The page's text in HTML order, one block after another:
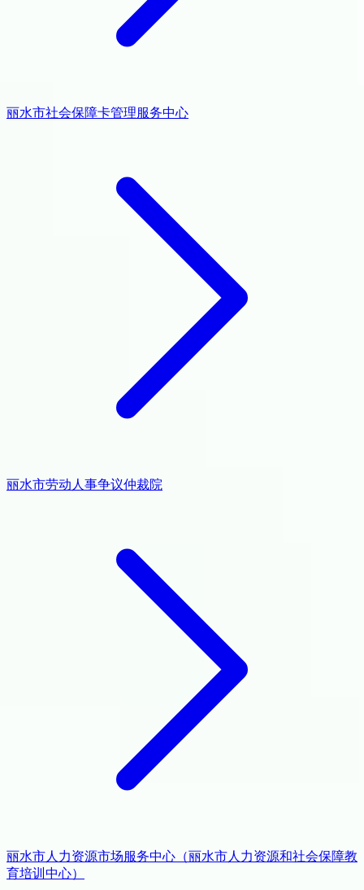
丽水市社会保障卡管理服务中心
丽水市劳动人事争议仲裁院
丽水市人力资源市场服务中心（丽水市人力资源和社会保障教
育培训中心）